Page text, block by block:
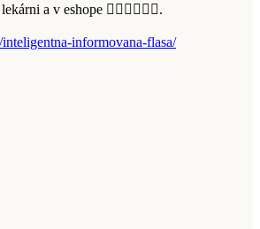
a v eshope 🧚‍♂️ 🧚‍♂️ 🧚‍♂️.
informovana-flasa/